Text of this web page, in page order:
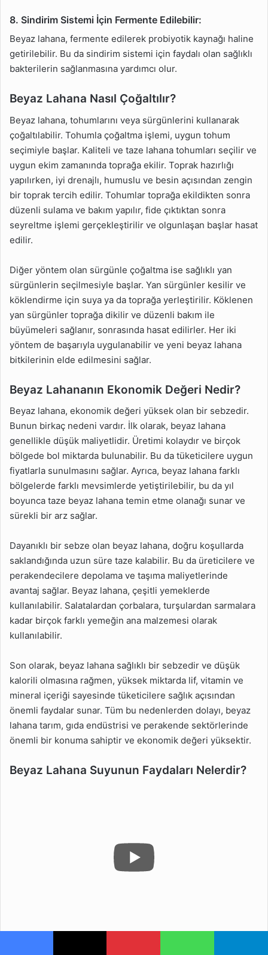
8. Sindirim Sistemi İçin Fermente Edilebilir:
Beyaz lahana, fermente edilerek probiyotik kaynağı haline
getirilebilir. Bu da sindirim sistemi için faydalı olan sağlıklı
bakterilerin sağlanmasına yardımcı olur.
Beyaz Lahana Nasıl Çoğaltılır?
Beyaz lahana, tohumlarını veya sürgünlerini kullanarak
çoğaltılabilir. Tohumla çoğaltma işlemi, uygun tohum
seçimiyle başlar. Kaliteli ve taze lahana tohumları seçilir ve
uygun ekim zamanında toprağa ekilir. Toprak hazırlığı
yapılırken, iyi drenajlı, humuslu ve besin açısından zengin
bir toprak tercih edilir. Tohumlar toprağa ekildikten sonra
düzenli sulama ve bakım yapılır, fide çıktıktan sonra
seyreltme işlemi gerçekleştirilir ve olgunlaşan başlar hasat
edilir.
Diğer yöntem olan sürgünle çoğaltma ise sağlıklı yan
sürgünlerin seçilmesiyle başlar. Yan sürgünler kesilir ve
köklendirme için suya ya da toprağa yerleştirilir. Köklenen
yan sürgünler toprağa dikilir ve düzenli bakım ile
büyümeleri sağlanır, sonrasında hasat edilirler. Her iki
yöntem de başarıyla uygulanabilir ve yeni beyaz lahana
bitkilerinin elde edilmesini sağlar.
Beyaz Lahananın Ekonomik Değeri Nedir?
Beyaz lahana, ekonomik değeri yüksek olan bir sebzedir.
Bunun birkaç nedeni vardır. İlk olarak, beyaz lahana
genellikle düşük maliyetlidir. Üretimi kolaydır ve birçok
bölgede bol miktarda bulunabilir. Bu da tüketicilere uygun
fiyatlarla sunulmasını sağlar. Ayrıca, beyaz lahana farklı
bölgelerde farklı mevsimlerde yetiştirilebilir, bu da yıl
boyunca taze beyaz lahana temin etme olanağı sunar ve
sürekli bir arz sağlar.
Dayanıklı bir sebze olan beyaz lahana, doğru koşullarda
saklandığında uzun süre taze kalabilir. Bu da üreticilere ve
perakendecilere depolama ve taşıma maliyetlerinde
avantaj sağlar. Beyaz lahana, çeşitli yemeklerde
kullanılabilir. Salatalardan çorbalara, turşulardan sarmalara
kadar birçok farklı yemeğin ana malzemesi olarak
kullanılabilir.
Son olarak, beyaz lahana sağlıklı bir sebzedir ve düşük
kalorili olmasına rağmen, yüksek miktarda lif, vitamin ve
mineral içeriği sayesinde tüketicilere sağlık açısından
önemli faydalar sunar. Tüm bu nedenlerden dolayı, beyaz
lahana tarım, gıda endüstrisi ve perakende sektörlerinde
önemli bir konuma sahiptir ve ekonomik değeri yüksektir.
Beyaz Lahana Suyunun Faydaları Nelerdir?